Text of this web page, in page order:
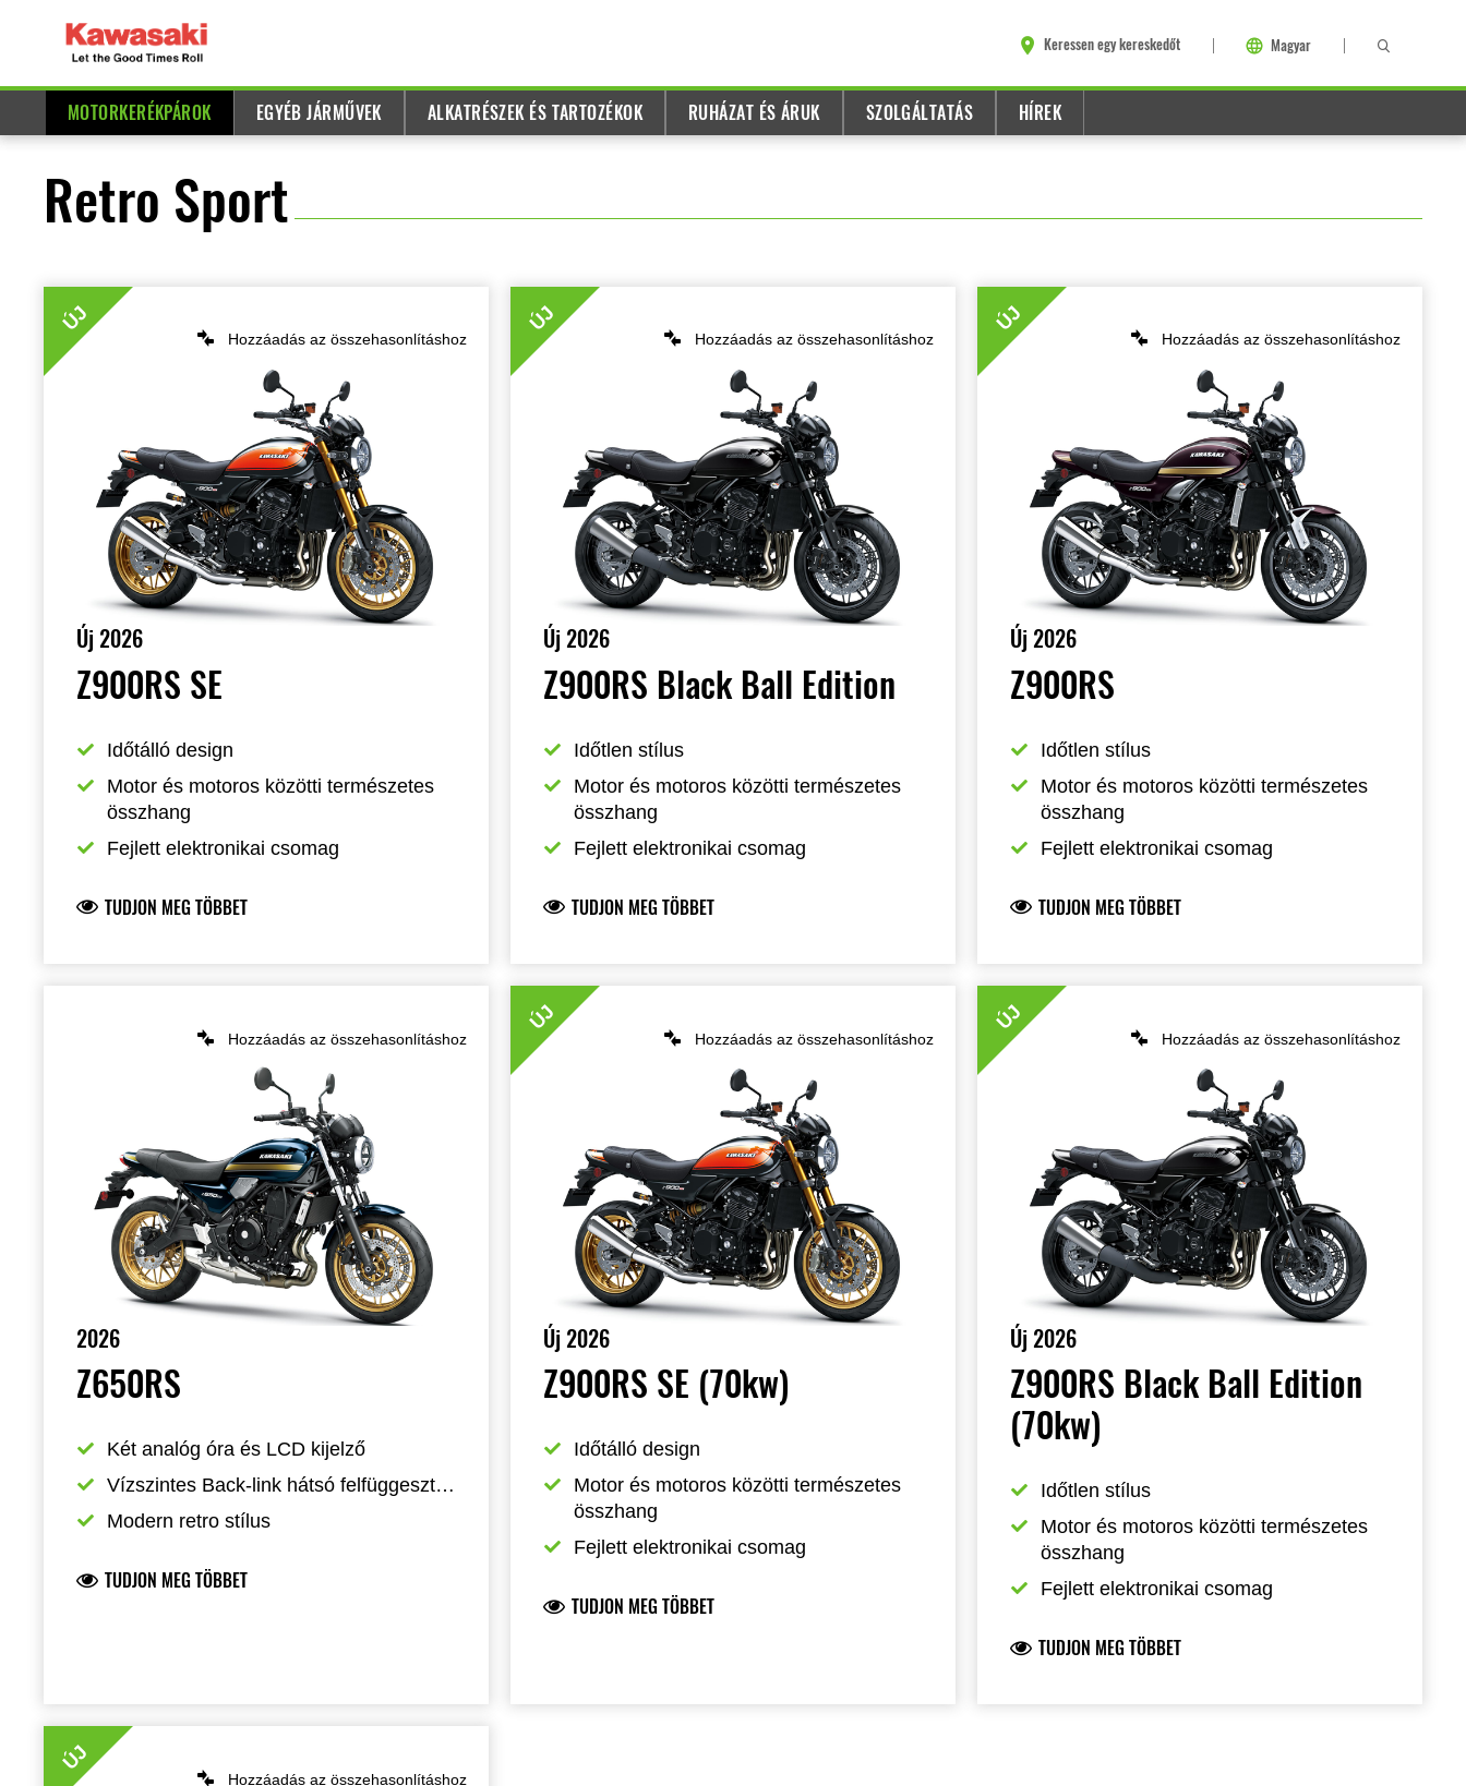
Keressen egy kereskedőt Magyar
MOTORKERÉKPÁROK EGYÉB JÁRMŰVEK ALKATRÉSZEK ÉS TARTOZÉKOK RUHÁZAT ÉS ÁRUK SZOLGÁLTATÁS HÍREK
Retro Sport
Hozzáadás az összehasonlításhoz
Új 2026
Z900RS SE
Időtálló design
Motor és motoros közötti természetes
összhang
Fejlett elektronikai csomag
TUDJON MEG TÖBBET
ÚJ
Hozzáadás az összehasonlításhoz
Új 2026
Z900RS Black Ball Edition
Időtlen stílus
Motor és motoros közötti természetes
összhang
Fejlett elektronikai csomag
TUDJON MEG TÖBBET
ÚJ
Hozzáadás az összehasonlításhoz
Új 2026
Z900RS
Időtlen stílus
Motor és motoros közötti természetes
összhang
Fejlett elektronikai csomag
TUDJON MEG TÖBBET
ÚJ
Hozzáadás az összehasonlításhoz
2026
Z650RS
Két analóg óra és LCD kijelző
Vízszintes Back-link hátsó felfüggesztés
Modern retro stílus
TUDJON MEG TÖBBET
Hozzáadás az összehasonlításhoz
Új 2026
Z900RS SE (70kw)
Időtálló design
Motor és motoros közötti természetes
összhang
Fejlett elektronikai csomag
TUDJON MEG TÖBBET
ÚJ
Hozzáadás az összehasonlításhoz
Új 2026
Z900RS Black Ball Edition
(70kw)
Időtlen stílus
Motor és motoros közötti természetes
összhang
Fejlett elektronikai csomag
TUDJON MEG TÖBBET
ÚJ
Hozzáadás az összehasonlításhoz
ÚJ